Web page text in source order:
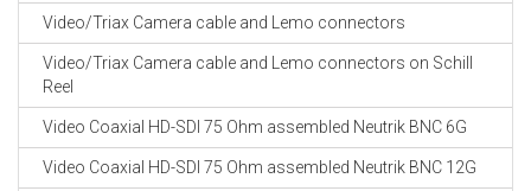
Video/Triax Camera cable and Lemo connectors
Video/Triax Camera cable and Lemo connectors on Schill
Reel
Video Coaxial HD-SDI 75 Ohm assembled Neutrik BNC 6G
Video Coaxial HD-SDI 75 Ohm assembled Neutrik BNC 12G